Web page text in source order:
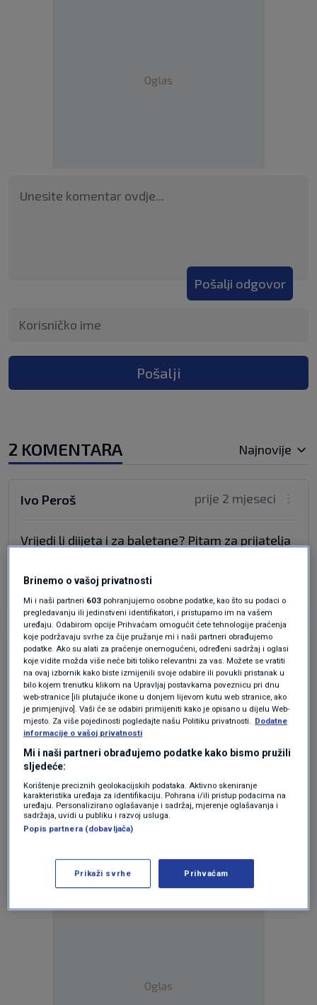
Oglas
Pošalji odgovor
Pošalji
2 KOMENTARA Najnovije
prije 2 mjeseci
Ivo Peroš
Vrijedi li diijeta i za baletane? Pitam za prijatelja
prije 2 mjeseci
Ivo
Vec odavno pisem i reagiram na taj nacin da bi u
baletanstvu trebalo ZABRANITI sve sto je
nezdravo a zdravlju dozivotmo stetno ...a to je
besmisleno hodamje po prstima sa velikim i
posljedicama za zdravlje kao i ovo
izgladnjivanke i izgled logorasa sa uvjerenjem
da smo graciozni i elegantni kosturi koje ce
muski moci lakse podizati a gledatelji uzivati u
patnjama i boli obih madih ljudi
Oglas
Brinemo o vašoj privatnosti
Mi i naši partneri 603 pohranjujemo osobne podatke, kao što su podaci o
pregledavanju ili jedinstveni identifikatori, i pristupamo im na vašem
uređaju. Odabirom opcije Prihvaćam omogućit ćete tehnologije praćenja
koje podržavaju svrhe za čije pružanje mi i naši partneri obrađujemo
podatke. Ako su alati za praćenje onemogućeni, određeni sadržaj i oglasi
koje vidite možda više neće biti toliko relevantni za vas. Možete se vratiti
na ovaj izbornik kako biste izmijenili svoje odabire ili povukli pristanak u
bilo kojem trenutku klikom na Upravljaj postavkama poveznicu pri dnu
web-stranice [ili plutajuće ikone u donjem lijevom kutu web stranice, ako
je primjenjivo]. Vaši će se odabiri primijeniti kako je opisano u dijelu Web-
mjesto. Za više pojedinosti pogledajte našu Politiku privatnosti. Dodatne
informacije o vašoj privatnosti
Mi i naši partneri obrađujemo podatke kako bismo pružili
sljedeće:
Korištenje preciznih geolokacijskih podataka. Aktivno skeniranje
karakteristika uređaja za identifikaciju. Pohrana i/ili pristup podacima na
uređaju. Personalizirano oglašavanje i sadržaj, mjerenje oglašavanja i
sadržaja, uvidi u publiku i razvoj usluga.
Popis partnera (dobavljača)
Prikaži svrhe Prihvaćam